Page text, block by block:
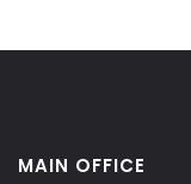
MAIN OFFICE